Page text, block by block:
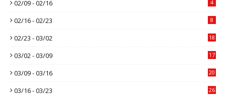
02/09 - 02/16 4
02/16 - 02/23 8
02/23 - 03/02 18
03/02 - 03/09 17
03/09 - 03/16 20
03/16 - 03/23 26